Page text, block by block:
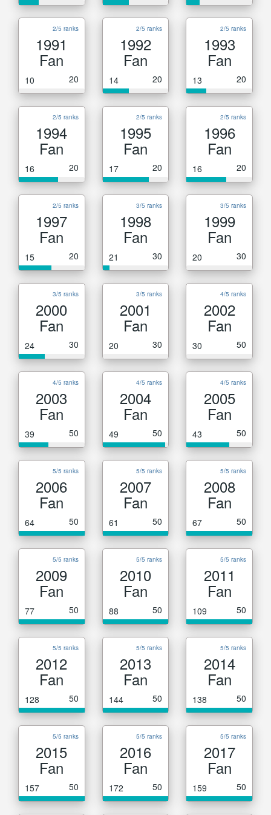
2/5 ranks
1991
Fan
10 20
2/5 ranks
1992
Fan
14 20
2/5 ranks
1993
Fan
13 20
2/5 ranks
1994
Fan
16 20
2/5 ranks
1995
Fan
17 20
2/5 ranks
1996
Fan
16 20
2/5 ranks
1997
Fan
15 20
3/5 ranks
1998
Fan
21 30
3/5 ranks
1999
Fan
20 30
3/5 ranks
2000
Fan
24 30
3/5 ranks
2001
Fan
20 30
4/5 ranks
2002
Fan
30 50
4/5 ranks
2003
Fan
39 50
4/5 ranks
2004
Fan
49 50
4/5 ranks
2005
Fan
43 50
5/5 ranks
2006
Fan
64 50
5/5 ranks
2007
Fan
61 50
5/5 ranks
2008
Fan
67 50
5/5 ranks
2009
Fan
77 50
5/5 ranks
2010
Fan
88 50
5/5 ranks
2011
Fan
109 50
5/5 ranks
2012
Fan
128 50
5/5 ranks
2013
Fan
144 50
5/5 ranks
2014
Fan
138 50
5/5 ranks
2015
Fan
157 50
5/5 ranks
2016
Fan
172 50
5/5 ranks
2017
Fan
159 50